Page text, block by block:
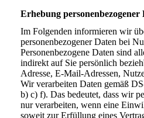
Erhebung personenbezogener
Im Folgenden informieren wir
personenbezogener Daten bei
Personenbezogene Daten sind
indirekt auf Sie persönlich
Adresse, E-Mail-Adressen,
Wir verarbeiten Daten gemäß
b) c) f). Das bedeutet, dass wir
nur verarbeiten, wenn eine
soweit zur Erfüllung eines